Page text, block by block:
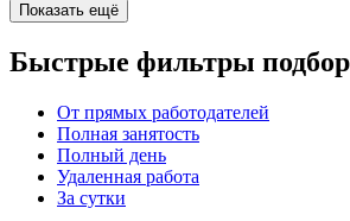
Показать ещё
Быстрые фильтры
От прямых работодателей
Полная занятость
Полный день
Удаленная работа
За сутки